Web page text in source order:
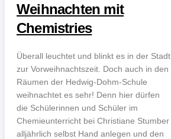
Weihnachten mit
Chemistries
Überall leuchtet und blinkt es in der Stadt
zur Vorweihnachtszeit. Doch auch in den
Räumen der Hedwig-Dohm-Schule
weihnachtet es sehr! Denn hier dürfen
die Schülerinnen und Schüler im
Chemieunterricht bei Christiane Stumber
alljährlich selbst Hand anlegen und den